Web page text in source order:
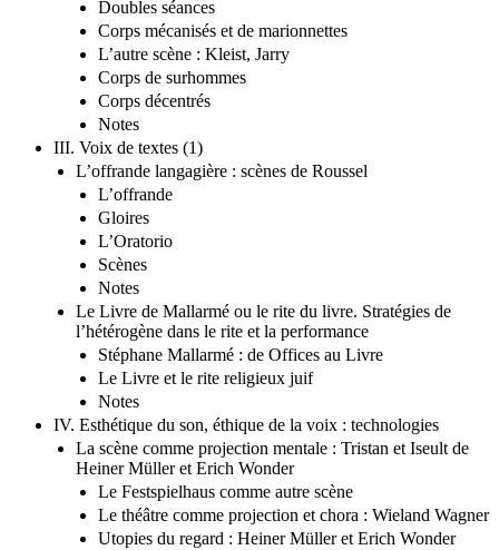
Doubles séances
Corps mécanisés et de marionnettes
L’autre scène : Kleist, Jarry
Corps de surhommes
Corps décentrés
Notes
III. Voix de textes (1)
L’offrande langagière : scènes de Roussel
L’offrande
Gloires
L’Oratorio
Scènes
Notes
Le Livre de Mallarmé ou le rite du livre. Stratégies de
l’hétérogène dans le rite et la performance
Stéphane Mallarmé : de Offices au Livre
Le Livre et le rite religieux juif
Notes
IV. Esthétique du son, éthique de la voix : technologies
La scène comme projection mentale : Tristan et Iseult de
Heiner Müller et Erich Wonder
Le Festspielhaus comme autre scène
Le théâtre comme projection et chora : Wieland Wagner
Utopies du regard : Heiner Müller et Erich Wonder